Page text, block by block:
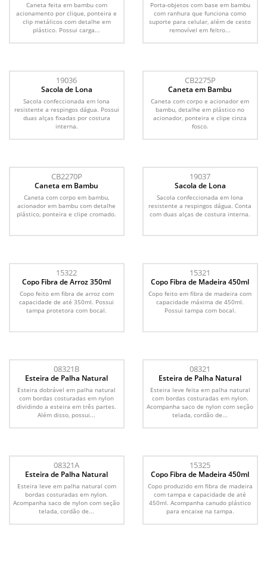
Caneta feita em bambu com
acionamento por clique, ponteira e
clip metálicos com detalhe em
plástico. Possui carga...
Porta-objetos com base em bambu
com ranhura que funciona como
suporte para celular, além de cesto
removível em feltro...
19036
Sacola de Lona
Sacola confeccionada em lona
resistente a respingos dágua. Possui
duas alças fixadas por costura
interna.
CB2275P
Caneta em Bambu
Caneta com corpo e acionador em
bambu, detalhe em plástico no
acionador, ponteira e clipe cinza
fosco.
CB2270P
Caneta em Bambu
Caneta com corpo em bambu,
acionador em bambu com detalhe
plástico, ponteira e clipe cromado.
19037
Sacola de Lona
Sacola confeccionada em lona
resistente a respingos dágua. Conta
com duas alças de costura interna.
15322
Copo Fibra de Arroz 350ml
Copo feito em fibra de arroz com
capacidade de até 350ml. Possui
tampa protetora com bocal.
15321
Copo Fibra de Madeira 450ml
Copo feito em fibra de madeira com
capacidade máxima de 450ml.
Possui tampa com bocal.
08321B
Esteira de Palha Natural
Esteira dobrável em palha natural
com bordas costuradas em nylon
dividindo a esteira em três partes.
Além disso, possui...
08321
Esteira de Palha Natural
Esteira leve feita em palha natural
com bordas costuradas em nylon.
Acompanha saco de nylon com seção
telada, cordão de...
08321A
Esteira de Palha Natural
Esteira leve em palha natural com
bordas costuradas em nylon.
Acompanha saco de nylon com seção
telada, cordão de...
15325
Copo Fibra de Madeira 450ml
Copo produzido em fibra de madeira
com tampa e capacidade de até
450ml. Acompanha canudo plástico
para encaixe na tampa.